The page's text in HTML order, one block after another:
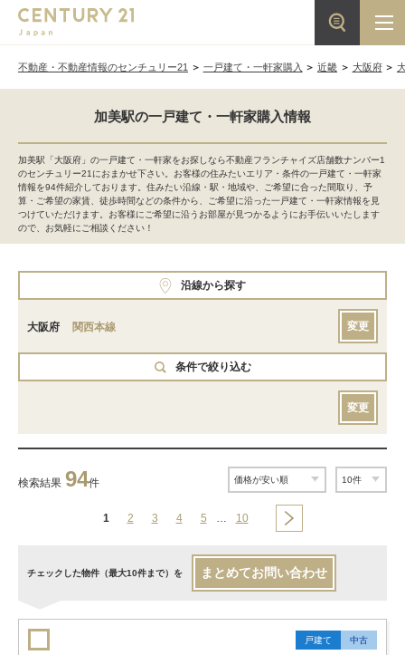
不動産・不動産情報のセンチュリー21 一戸建て・一軒家購入 近畿 大阪府
加美駅の一戸建て・一軒家購入情報
加美駅「大阪府」の一戸建て・一軒家をお探しなら不動産フランチャイズ店舗数ナンバー1
のセンチュリー21におまかせ下さい。お客様の住みたいエリア・条件の一戸建て・一軒家
情報を94件紹介しております。住みたい沿線・駅・地域や、ご希望に合った間取り、予
算・ご希望の家賃、徒歩時間などの条件から、ご希望に沿った一戸建て・一軒家情報を見
つけていただけます。お客様にご希望に沿うお部屋が見つかるようにお手伝いいたします
ので、お気軽にご相談ください！
沿線から探す
大阪府 関西本線 変更
条件で絞り込む
変更
検索結果 94件
1 2 3 4 5 … 10
チェックした物件（最大10件まで）を まとめてお問い合わせ
戸建て 中古